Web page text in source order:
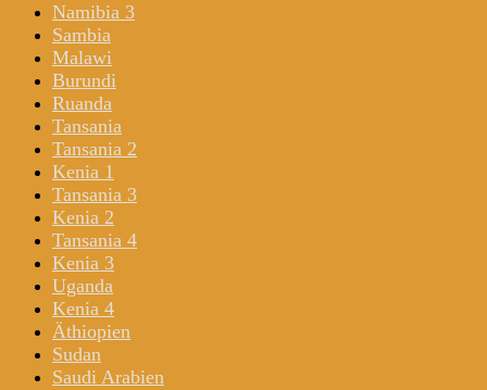
Namibia 3
Sambia
Malawi
Burundi
Ruanda
Tansania
Tansania 2
Kenia 1
Tansania 3
Kenia 2
Tansania 4
Kenia 3
Uganda
Kenia 4
Äthiopien
Sudan
Saudi Arabien